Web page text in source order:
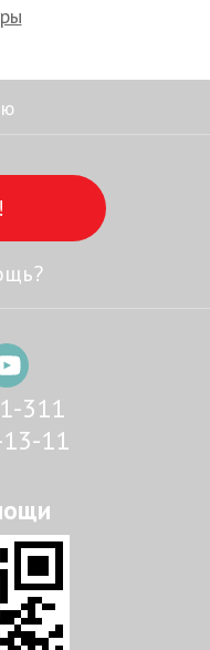
311
11